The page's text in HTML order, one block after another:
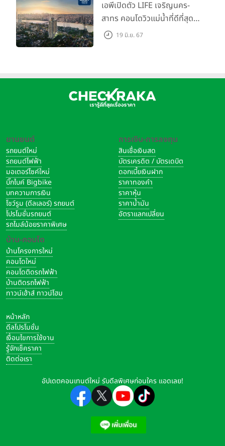
เพราะการอยู่บ้านไม่มีใครบังคับให้คุณเลี้ยงหรือไม่เลี้ยงสัตว์ภายในบ้าน
ของคุณเองได้ ตราบใดที่สัตว์เลี้ยงของคุณไม่ได้สร้างความเดือดร้อนให้
อยู่อาศัยในคอนโดแน่นอนว่าโครงการส่วนใหญ่มักไม่อนุญาตให้เลี้ยงสัตว์
แต่ปัจจุบันก็มีหลายโครงการที่อนุญาตให้เลี้ยงสัตว์ได้โดยไม่ต้องแอบอีก
ต่อไป นอกจากนี้ยังจัดพื้นที่ Pet Zone สำหรับสัตว์เลี้ยงมาให้ด้วย แต่ถึง
อย่าไรการเลี้ยงสัตว์ในห้องเล็กๆ ก็ไม่สะดวกสบายเท่ากับการเลี้ยงที่บ้าน
ดังนั้นถ้าคุณรู้ตัวว่าเป็นคนรักสัตว์ ที่ชีวิตนี้คงขาดหมาแมวไม่ได้ ควรเลือก
ซื้อบ้านเพื่ออยู่อาศัยมากกว่าคอนโด
การอยู่บ้านและคอนโดต่างก็มีข้อได้เปรียบและข้อเสียเปรียบที่แตกต่าง
กันไป อาทิเช่น คอนโดจะได้เปรียบในการความปลอดภัย เนื่องจากมีพื้นที่
ภายในโครงการน้อย มีทางเข้าออกทางเดียว ทำให้เจ้าหน้าที่รักษาความ
ปลอดภัยสามารถดูแลได้อย่างทั่วถึงมากกว่าโครงการบ้าน นอกจากนี้ยังมี
กล้องวงจรปิดบริเวณพื้นที่ส่วนกลางและโถงทางเดินบนชั้นพักอาศัย บาง
โครงการติดตั้ง Digital Door Lock มาให้ด้วย ทำให้ลดโอกาสเสี่ยงที่คน
เอพีเปิดตัว LIFE เจริญนคร-
สาทร คอนโดวิวแม่น้ำที่ดีที่สุด
กับชีวิตที่เหนือกว่าในทุกมิติ
19 มิ.ย. 67
ยานยนต์
รถยนต์ใหม่
รถยนต์ไฟฟ้า
มอเตอร์ไซค์ใหม่
บิ๊กไบค์ Bigbike
บทความการเงิน
โชว์รูม (ดีลเลอร์) รถยนต์
โปรโมชั่นรถยนต์
รถไมล์น้อยราคาพิเศษ
บ้าน-คอนโด
บ้านโครงการใหม่
คอนโดใหม่
คอนโดติดรถไฟฟ้า
บ้านติดรถไฟฟ้า
ทาวน์เฮ้าส์ ทาวน์โฮม
การเงิน-การลงทุน
สินเชื่อเงินสด
บัตรเครดิต / บัตรเดบิต
ดอกเบี้ยเงินฝาก
ราคาทองคำ
ราคาหุ้น
ราคาน้ำมัน
อัตราแลกเปลี่ยน
หน้าหลัก
ดีลโปรโมชั่น
เงื่อนไขการใช้งาน
รู้จักเช็คราคา
ติดต่อเรา
อัปเดตคอนเทนต์ใหม่ รับดีลพิเศษก่อนใคร แอดเลย!